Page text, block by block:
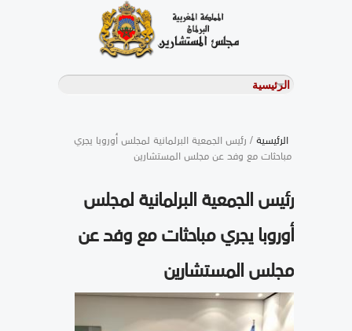
الرئيسية/ رئيس الجمعية البرلمانية لمجلس أوروبا يجري
مباحثات مع وفد عن مجلس المستشارين
رئيس الجمعية البرلمانية لمجلس
أوروبا يجري مباحثات مع وفد عن
مجلس المستشارين